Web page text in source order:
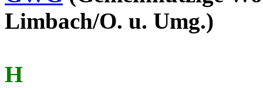
Limbach/O. u. Umg.)
H